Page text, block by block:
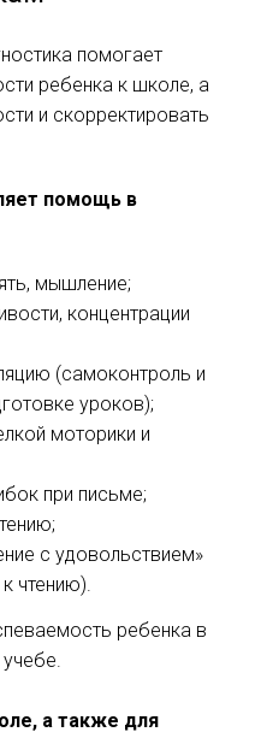
помогает
ребенка к школе, а
и скорректировать
помощь в
мышление;
концентрации
(самоконтроль и
уроков);
моторики и
при письме;
с удовольствием»
чтению).
ребенка в
а также для